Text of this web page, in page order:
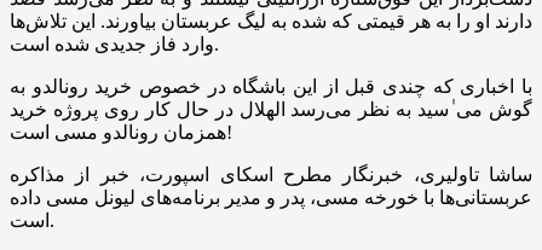
دارند او را به هر قیمتی که شده به لیگ عربستان بیاورند. این تلاش‌ها
وارد فاز جدیدی شده است.
با اخباری که چندی قبل از این باشگاه در خصوص خرید رونالدو به
گوش می ٰسید به نظر می‌رسد الهلال در حال کار روی پروژه خرید
همزمان رونالدو مسی است!
ساشا تاولیری، خبرنگار مطرح اسکای اسپورت، خبر از مذاکره
عربستانی‌ها با خورخه مسی، پدر و مدیر برنامه‌های لیونل مسی داده
است.